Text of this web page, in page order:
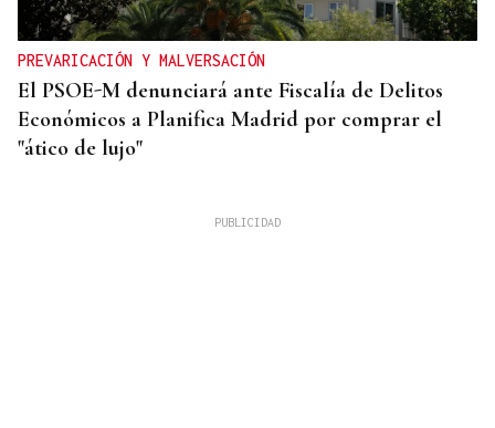
PREVARICACIÓN Y MALVERSACIÓN
El PSOE-M denunciará ante Fiscalía de Delitos
Económicos a Planifica Madrid por comprar el
"ático de lujo"